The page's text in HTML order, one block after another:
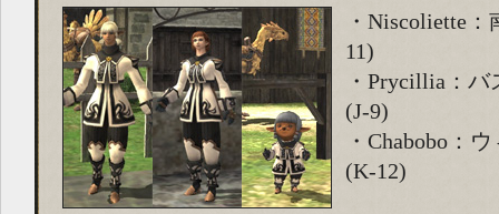
・Niscoliette
11)
・Prycillia：
(J-9)
・Chabobo：
(K-12)